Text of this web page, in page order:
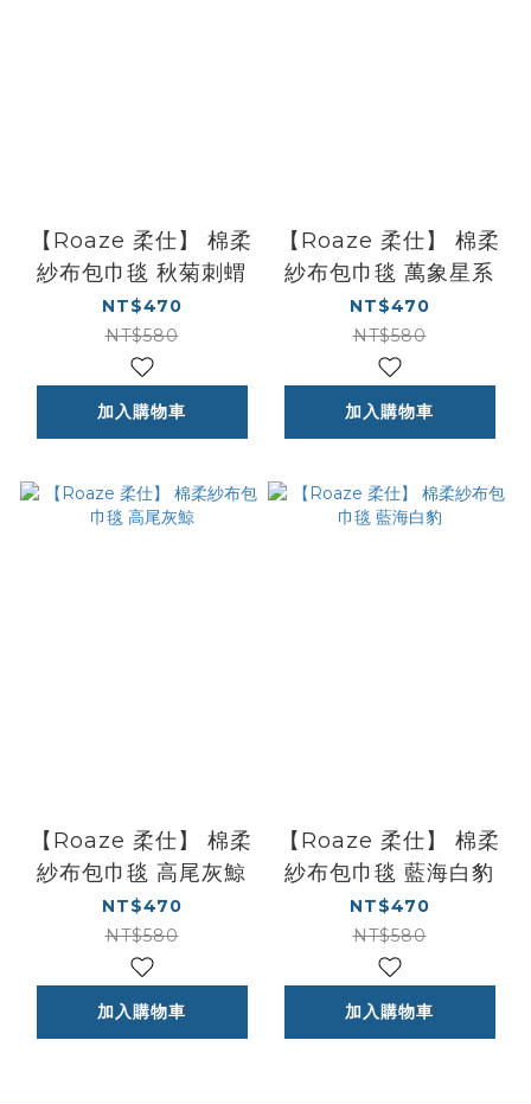
【Roaze 柔仕】 棉柔
紗布包巾毯 秋菊刺蝟
NT$470
NT$580
加入購物車
【Roaze 柔仕】 棉柔
紗布包巾毯 萬象星系
NT$470
NT$580
加入購物車
【Roaze 柔仕】 棉柔
紗布包巾毯 高尾灰鯨
NT$470
NT$580
加入購物車
【Roaze 柔仕】 棉柔
紗布包巾毯 藍海白豹
NT$470
NT$580
加入購物車